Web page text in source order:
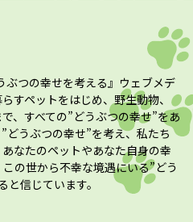
ぶつの幸せを考える』ウェブメデ
すペットをはじめ、野生動物、
、すべての”どうぶつの幸せ”をあ
どうぶつの幸せ”を考え、私たち
なたのペットやあなた自身の幸
の世から不幸な境遇にいる”どう
信じています。